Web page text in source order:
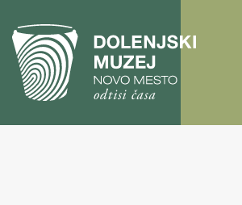
vsebinoNa
glavni
meni